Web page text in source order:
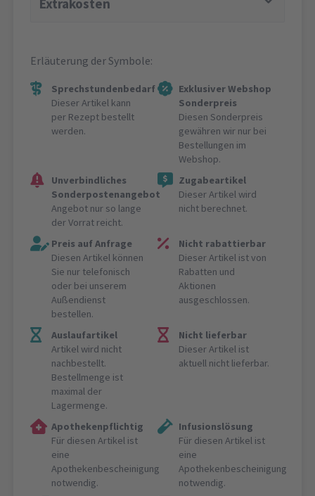
Erläuterung der Symbole:
Sprechstundenbedarf
Dieser Artikel kann
per Rezept bestellt
werden.
Exklusiver Webshop
Sonderpreis
Diesen Sonderpreis
gewähren wir nur bei
Bestellungen im
Webshop.
Unverbindliches
Sonderpostenangebot
Angebot nur so lange
der Vorrat reicht.
Zugabeartikel
Dieser Artikel wird
nicht berechnet.
Preis auf Anfrage
Diesen Artikel können
Sie nur telefonisch
oder bei unserem
Außendienst
bestellen.
Nicht rabattierbar
Dieser Artikel ist von
Rabatten und
Aktionen
ausgeschlossen.
Auslaufartikel
Artikel wird nicht
nachbestellt.
Bestellmenge ist
maximal der
Lagermenge.
Nicht lieferbar
Dieser Artikel ist
aktuell nicht lieferbar.
Apothekenpflichtig
Für diesen Artikel ist
eine
Apothekenbescheinigung
notwendig.
Infusionslösung
Für diesen Artikel ist
eine
Apothekenbescheinigung
notwendig.